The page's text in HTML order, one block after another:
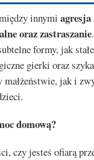
innymi agresja
oraz zastraszanie
formy, jak
gierki oraz
jak i
domową?
czy jesteś ofiarą